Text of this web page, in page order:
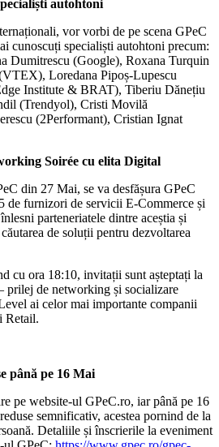
autohtoni
vor vorbi de pe scena GPeC
cunoscuți specialiști autohtoni precum:
Dumitrescu (Google), Roxana Turquin
Loredana Pipoș-Lupescu
Institute & BRAT), Tiberiu Dănețiu
(Trendyol), Cristi Movilă
(2Performant), Cristian Ignat
Soirée cu elita Digital
din 27 Mai, se va desfășura GPeC
de furnizori de servicii E-Commerce și
parteneriatele dintre aceștia și
de soluții pentru dezvoltarea
cu ora 18:10, invitații sunt așteptați la
prilej de networking și socializare
ai celor mai importante companii
Retail.
până pe 16 Mai
pe website-ul GPeC.ro, iar până pe 16
semnificativ, acestea pornind de la
Detaliile și înscrierile la eveniment